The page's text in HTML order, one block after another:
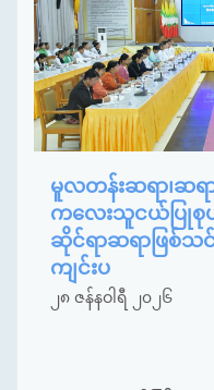
မူလတန်းဆရာ၊ဆရ
ကလေးသူငယ်ပြုစုပျို
ဆိုင်ရာဆရာဖြစ်သ
ကျင်းပ
၂၈ ဇန်နဝါရီ ၂၀၂၆